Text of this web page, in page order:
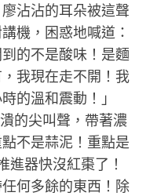
沾沾的耳朵被這聲
機，困惑地喊道：
的不是酸味！是麵
我現在走不開！我
的溫和震動！」
潰的尖叫聲，帶著濃
不是蒜泥！重點是
進器快沒紅棗了！
何多餘的東西！除